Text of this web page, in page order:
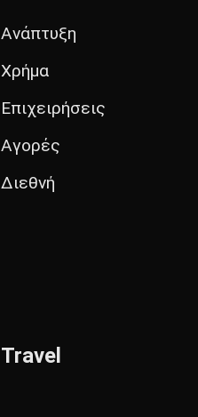
Ανάπτυξη
Χρήμα
Επιχειρήσεις
Αγορές
Διεθνή
Travel